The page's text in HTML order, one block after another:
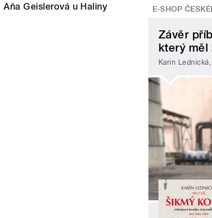
Geislerová u Haliny
E-SHOP
Závěr
který měl
Karin